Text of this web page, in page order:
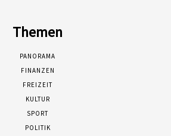
Themen
PANORAMA
FINANZEN
FREIZEIT
KULTUR
SPORT
POLITIK